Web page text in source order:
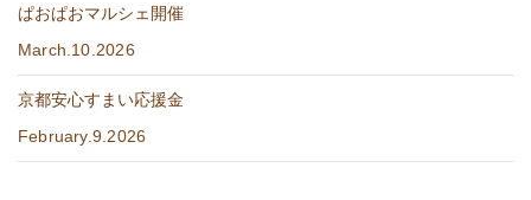
ぱおぱおマルシェ開催
March.10.2026
京都安心すまい応援金
February.9.2026